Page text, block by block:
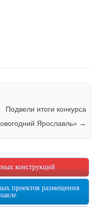
Подвели итоги конкурса
Ярославль» →
конструкций
проектов размещения